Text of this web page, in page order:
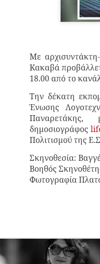
Με
Κακαβά
18.00 από το
Την δέκατη
Ένωσης
δημοσιογράφος
Πολιτισμού της
Σκηνοθεσία:
Βοηθός
Φωτογραφία
Ηλιούπολη την
Τετάρτη 15 Ιουλίου
στις 21:30